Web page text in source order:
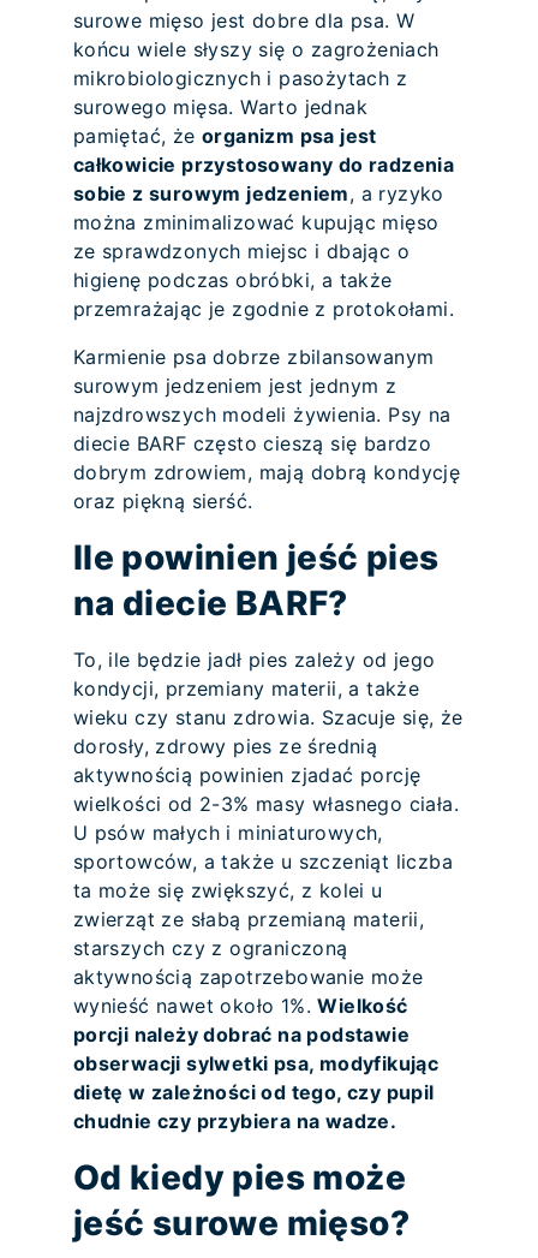
surowe mięso jest dobre dla psa. W
końcu wiele słyszy się o zagrożeniach
mikrobiologicznych i pasożytach z
surowego mięsa. Warto jednak
pamiętać, że organizm psa jest
całkowicie przystosowany do radzenia
sobie z surowym jedzeniem, a ryzyko
można zminimalizować kupując mięso
ze sprawdzonych miejsc i dbając o
higienę podczas obróbki, a także
przemrażając je zgodnie z protokołami.
Karmienie psa dobrze zbilansowanym
surowym jedzeniem jest jednym z
najzdrowszych modeli żywienia. Psy na
diecie BARF często cieszą się bardzo
dobrym zdrowiem, mają dobrą kondycję
oraz piękną sierść.
Ile powinien jeść pies
na diecie BARF?
To, ile będzie jadł pies zależy od jego
kondycji, przemiany materii, a także
wieku czy stanu zdrowia. Szacuje się, że
dorosły, zdrowy pies ze średnią
aktywnością powinien zjadać porcję
wielkości od 2-3% masy własnego ciała.
U psów małych i miniaturowych,
sportowców, a także u szczeniąt liczba
ta może się zwiększyć, z kolei u
zwierząt ze słabą przemianą materii,
starszych czy z ograniczoną
aktywnością zapotrzebowanie może
wynieść nawet około 1%.Wielkość
porcji należy dobrać na podstawie
obserwacji sylwetki psa, modyfikując
dietę w zależności od tego, czy pupil
chudnie czy przybiera na wadze.
Od kiedy pies może
jeść surowe mięso?